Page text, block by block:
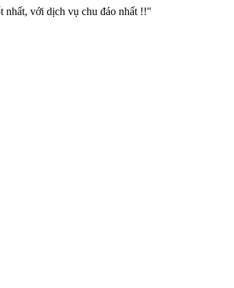
nhất, với dịch vụ chu đáo nhất !!"